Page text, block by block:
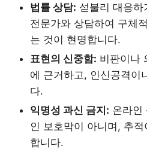
법률 상담: 섣불리 대응
전문가와 상담하여 구체
는 것이 현명합니다.
표현의 신중함: 비판이나
에 근거하고, 인신공격이
다.
익명성 과신 금지: 온라인
인 보호막이 아니며, 추
합니다.